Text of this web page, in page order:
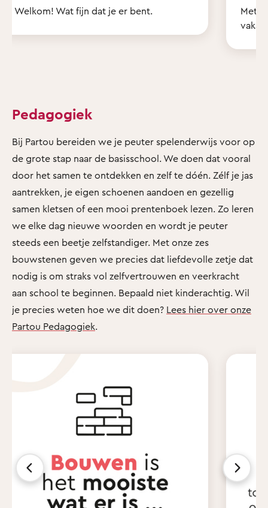
Welkom! Wat fijn dat je er bent.
Met
Pedagogiek
Bij Partou bereiden we je peuter spelenderwijs voor op
de grote stap naar de basisschool. We doen dat vooral
door het samen te ontdekken en zelf te dóén. Zélf je jas
aantrekken, je eigen schoenen aandoen en gezellig
samen kletsen of een mooi prentenboek lezen. Zo leren
we elke dag nieuwe woorden en wordt je peuter
steeds een beetje zelfstandiger. Met onze zes
bouwstenen geven we precies dat liefdevolle zetje dat
nodig is om straks vol zelfvertrouwen en veerkracht
aan school te beginnen. Bepaald niet kinderachtig. Wil
je precies weten hoe we dit doen? Lees hier over onze
Partou Pedagogiek.